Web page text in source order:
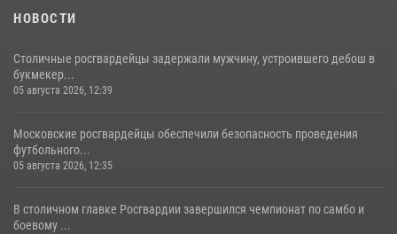
НОВОСТИ
Столичные росгвардейцы задержали мужчину, устроившего дебош в
букмекер...
05 августа 2026, 12:39
Московские росгвардейцы обеспечили безопасность проведения
футбольного...
05 августа 2026, 12:35
В столичном главке Росгвардии завершился чемпионат по самбо и
боевому ...